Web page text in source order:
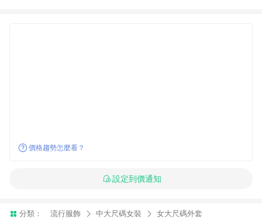
價格趨勢怎麼看？
設定到價通知
分類： 流行服飾 中大尺碼女裝 女大尺碼外套